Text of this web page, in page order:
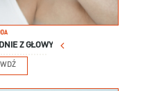
Z GŁOWY